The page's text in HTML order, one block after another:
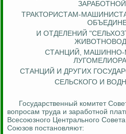
ТРАКТОРИСТАМ-
И ОТДЕЛЕНИЙ
СТАНЦИЙ, МАШИННО-
СТАНЦИЙ И ДРУГИХ
СЕЛЬСКОГО И
Государственный комитет
вопросам труда и заработной
Всесоюзного Центрального
Союзов постановляют: